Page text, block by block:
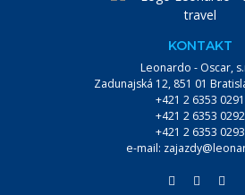
KONTAKT
Leonardo - Oscar,
Zadunajská 12, 851 01
+421 2 6353 0291
+421 2 6353 0292
+421 2 6353 0293
e-mail: